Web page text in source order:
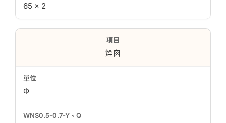
65 × 2
煙囪
Φ